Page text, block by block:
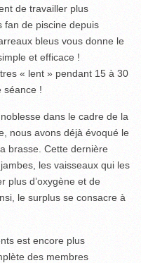
de travailler plus
fan de piscine depuis
bleus vous donne le
et efficace !
« lent » pendant 15 à 30
séance !
dans le cadre de la
nous avons déjà évoqué le
brasse. Cette dernière
les vaisseaux qui les
plus d’oxygène et de
le surplus se consacre à
est encore plus
des membres